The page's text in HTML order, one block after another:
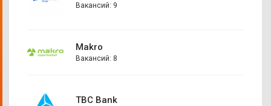
Вакансий: 9
Makro
Вакансий: 8
TBC Bank